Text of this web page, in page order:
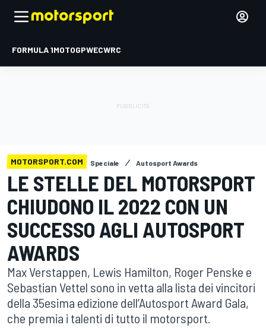
FORMULA 1MOTOGPWECWRC
MOTORSPORT.COM Speciale Autosport Awards
LE STELLE DEL MOTORSPORT
CHIUDONO IL 2022 CON UN
SUCCESSO AGLI AUTOSPORT
AWARDS
Max Verstappen, Lewis Hamilton, Roger Penske e
Sebastian Vettel sono in vetta alla lista dei vincitori
della 35esima edizione dell’Autosport Award Gala,
che premia i talenti di tutto il motorsport.